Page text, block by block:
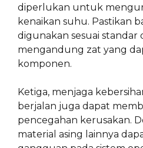
diperlukan untuk
kenaikan suhu. Pastikan
digunakan sesuai standar
mengandung zat yang
komponen.
Ketiga, menjaga
berjalan juga dapat
pencegahan kerusakan.
material asing lainnya